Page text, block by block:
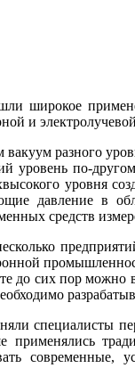
широкое
и
вакуум разного
уровень по-
уровня
давление в
средств
до сих пор можно
специалисты
применялись
современные,